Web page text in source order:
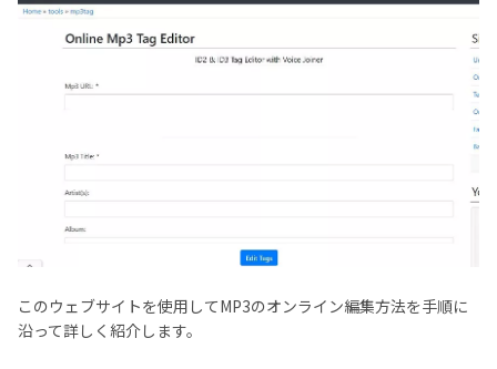
このウェブサイトを使用してMP3のオンライン編集方法を手順に
沿って詳しく紹介します。